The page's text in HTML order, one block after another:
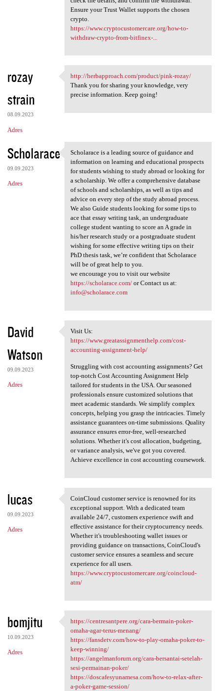
Ensure your Trust Wallet supports the chosen
crypto.
https://www.cryptocustomercare.org/how-to-
withdraw-crypto-from-bitfinex-...
rozay
strain
08.09.2023
Adres
http://herbapproach.com
http://herbapproach.com/product/pink-rozay/
Thank you for sharing your knowledge, very
precise information. Keep going!
Scholarace
09.09.2023
Adres
Scholarace is a leading
Scholarace is a leading source of guidance and
information on learning and educational prospects
for students wishing to study abroad or looking for
a scholarship. We offer a comprehensive database
of schools and scholarships, as well as tips and
advice on every step of the study abroad process.
We also Guide students looking for some tips to
ace that essay writing task, an undergraduate
college student wanting to score an A grade in
his/her research study or a postgraduate student
wishing for some effective writing tips on their
PhD thesis task, we’re confident that Scholarace
will be of great help to you.
we encourage you to visit our website
https://scholarace.com/or Contact us at:
info@scholarace.com
David
Watson
09.09.2023
Adres
Visit Us: https://www
Visit Us:
https://www.greatassignmenthelp.com/cost-
accounting-assignment-help/
Struggling with cost accounting assignments? Get
top-notch Cost Accounting Assignment Help
tailored for students in the USA. Our seasoned
professionals ensure customized solutions that
meet academic standards. We simplify complex
concepts, helping you grasp the intricacies. Timely
assistance guarantees on-time submissions. Quality
assurance ensures error-free, well-researched
solutions. Whether it's cost allocation, budgeting,
or variance analysis, we've got you covered.
Achieve excellence in cost accounting coursework.
lucas
09.09.2023
Adres
CoinCloud customer service is
CoinCloud customer service is renowned for its
exceptional support. With a dedicated team
available 24/7, customers experience swift and
effective assistance for their cryptocurrency needs.
Whether it's troubleshooting wallet issues or
providing guidance on transactions, CoinCloud's
customer service ensures a seamless and secure
experience for all users.
https://www.cryptocustomercare.org/coincloud-
atm/
bomjitu
10.09.2023
Adres
https://centresantpere.org
https://centresantpere.org/cara-bermain-poker-
omaha-agar-terus-menang/
https://fansdetv.com/how-to-play-omaha-poker-to-
keep-winning/
https://angelmanforum.org/cara-bersantai-setelah-
sesi-permainan-poker/
https://doscafesyunamesa.com/how-to-relax-after-
a-poker-game-session/